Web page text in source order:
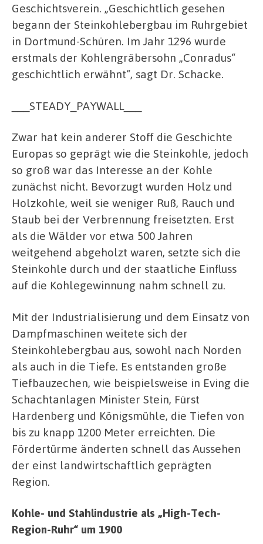
Geschichtsverein. „Geschichtlich gesehen
begann der Steinkohlebergbau im Ruhrgebiet
in Dortmund-Schüren. Im Jahr 1296 wurde
erstmals der Kohlengräbersohn „Conradus“
geschichtlich erwähnt“, sagt Dr. Schacke.
___STEADY_PAYWALL___
Zwar hat kein anderer Stoff die Geschichte
Europas so geprägt wie die Steinkohle, jedoch
so groß war das Interesse an der Kohle
zunächst nicht. Bevorzugt wurden Holz und
Holzkohle, weil sie weniger Ruß, Rauch und
Staub bei der Verbrennung freisetzten. Erst
als die Wälder vor etwa 500 Jahren
weitgehend abgeholzt waren, setzte sich die
Steinkohle durch und der staatliche Einfluss
auf die Kohlegewinnung nahm schnell zu.
Mit der Industrialisierung und dem Einsatz von
Dampfmaschinen weitete sich der
Steinkohlebergbau aus, sowohl nach Norden
als auch in die Tiefe. Es entstanden große
Tiefbauzechen, wie beispielsweise in Eving die
Schachtanlagen Minister Stein, Fürst
Hardenberg und Königsmühle, die Tiefen von
bis zu knapp 1200 Meter erreichten. Die
Fördertürme änderten schnell das Aussehen
der einst landwirtschaftlich geprägten
Region.
Kohle- und Stahlindustrie als „High-Tech-
Region-Ruhr“ um 1900